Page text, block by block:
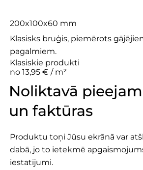
200x100x60 mm
Klasisks bruģis, piemērots
pagalmiem.
Klasiskie produkti
no 13,95 € / m²
Noliktavā
un faktūras
Produktu toņi Jūsu ekrānā var
dabā, jo to ietekmē
iestatījumi.